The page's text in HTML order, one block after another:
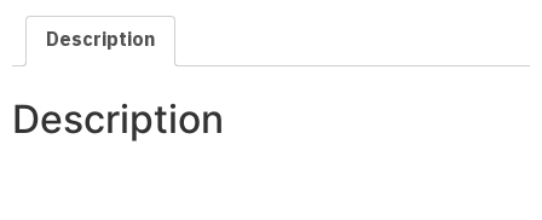
Description
Description